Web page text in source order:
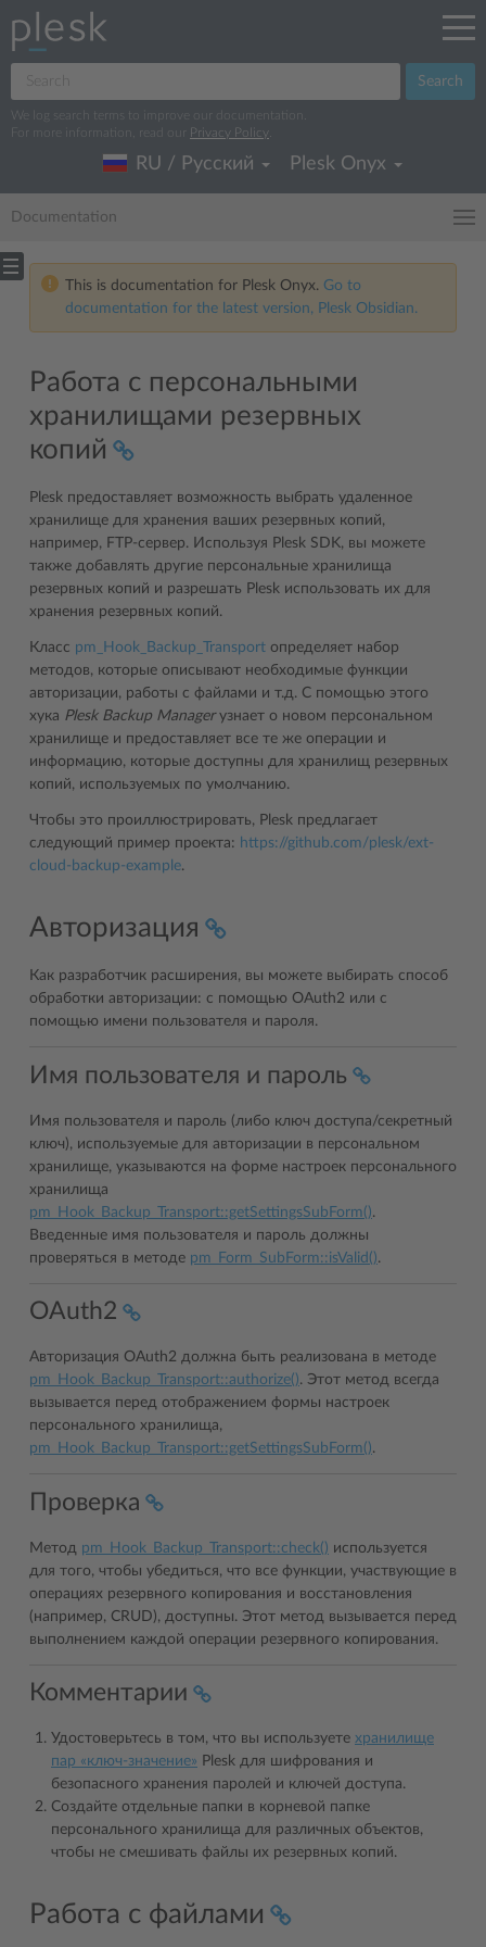
Search
We log search terms to improve our documentation.
For more information, read our
Privacy Policy
RU / Русский Plesk Onyx
Documentation
This is documentation for Plesk Onyx. Go to
documentation for the latest version, Plesk Obsidian.
Работа с персональными
хранилищами резервных
копий
Plesk предоставляет возможность выбрать удаленное
хранилище для хранения ваших резервных копий,
например, FTP-сервер. Используя Plesk SDK, вы можете
также добавлять другие персональные хранилища
резервных копий и разрешать Plesk использовать их для
хранения резервных копий.
Класс pm_Hook_Backup_Transport определяет набор
методов, которые описывают необходимые функции
авторизации, работы с файлами и т.д. С помощью этого
хука Plesk Backup Managerузнает о новом персональном
хранилище и предоставляет все те же операции и
информацию, которые доступны для хранилищ резервных
копий, используемых по умолчанию.
Чтобы это проиллюстрировать, Plesk предлагает
следующий пример проекта: https://github.com/plesk/ext-
cloud-backup-example.
Авторизация
Как разработчик расширения, вы можете выбирать способ
обработки авторизации: с помощью OAuth2 или с
помощью имени пользователя и пароля.
Имя пользователя и пароль
Имя пользователя и пароль (либо ключ доступа/секретный
ключ), используемые для авторизации в персональном
хранилище, указываются на форме настроек персонального
хранилища
pm_Hook_Backup_Transport::getSettingsSubForm().
Введенные имя пользователя и пароль должны
проверяться в методе pm_Form_SubForm::isValid().
OAuth2
Авторизация OAuth2 должна быть реализована в методе
pm_Hook_Backup_Transport::authorize(). Этот метод всегда
вызывается перед отображением формы настроек
персонального хранилища,
pm_Hook_Backup_Transport::getSettingsSubForm().
Проверка
Метод pm_Hook_Backup_Transport::check() используется
для того, чтобы убедиться, что все функции, участвующие в
операциях резервного копирования и восстановления
(например, CRUD), доступны. Этот метод вызывается перед
выполнением каждой операции резервного копирования.
Комментарии
Удостоверьтесь в том, что вы используете хранилище
пар «ключ-значение» Plesk для шифрования и
безопасного хранения паролей и ключей доступа.
Создайте отдельные папки в корневой папке
персонального хранилища для различных объектов,
чтобы не смешивать файлы их резервных копий.
Работа с файлами